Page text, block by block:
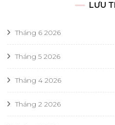
LƯU
Tháng 6 2026
Tháng 5 2026
Tháng 4 2026
Tháng 2 2026